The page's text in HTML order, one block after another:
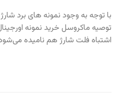
توصیه ماکروسل خرید نمونه
اشتباه فلت شارژ هم نامیده